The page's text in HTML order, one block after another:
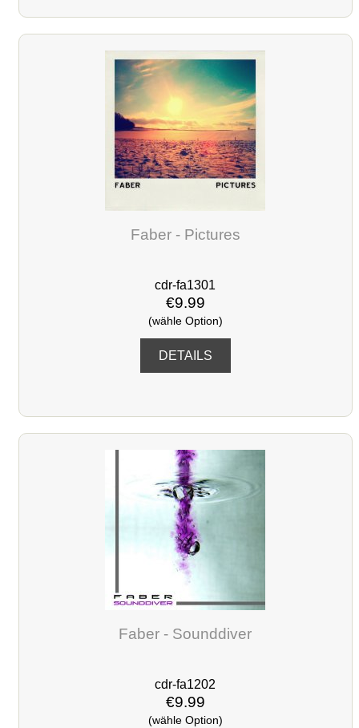
Faber - Pictures
cdr-fa1301
€9.99
(wähle Option)
DETAILS
Faber - Sounddiver
cdr-fa1202
€9.99
(wähle Option)